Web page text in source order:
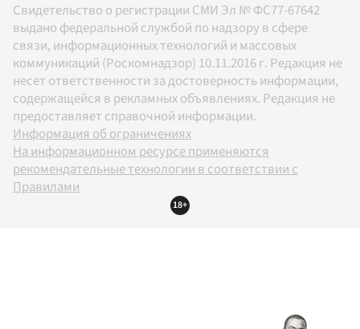
Свидетельство о регистрации СМИ Эл № ФС77-67642
выдано федеральной службой по надзору в сфере
связи, информационных технологий и массовых
коммуникаций (Роскомнадзор) 10.11.2016 г. Редакция не
несет ответственности за достоверность информации,
содержащейся в рекламных объявлениях. Редакция не
предоставляет справочной информации.
Информация об ограничениях
На информационном ресурсе применяются
рекомендательные технологии в соответствии с
Правилами
18+